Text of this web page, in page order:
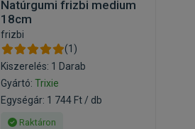
Natúrgumi frizbi medium
18cm
frizbi
(1)
Kiszerelés: 1 Darab
Gyártó: Trixie
Egységár: 1 744 Ft / db
Raktáron